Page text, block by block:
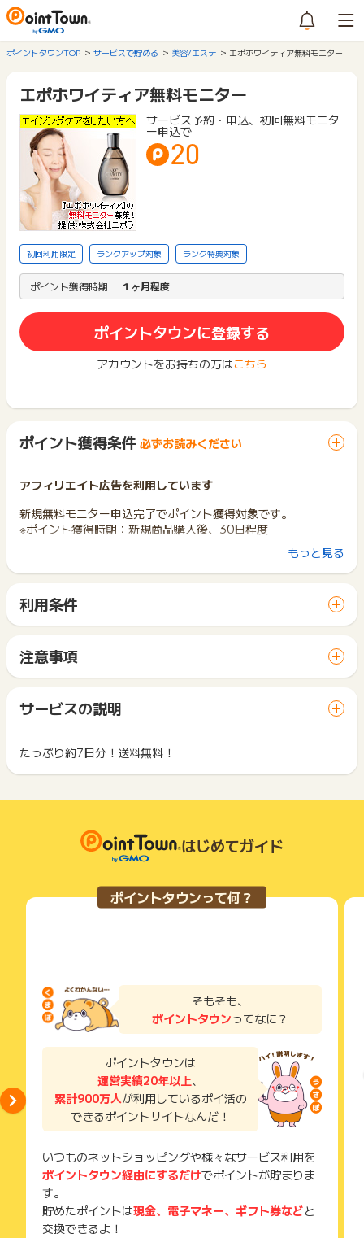
ポイントタウンTOP サービスで貯める 美容/エステ エポホワイティア無料モニター
エポホワイティア無料モニター
サービス予約・申込、初回無料モニタ
ー申込で
20
初回利用限定 ランクアップ対象 ランク特典対象
ポイント獲得時期 １ヶ月程度
ポイントタウンに登録する
アカウントをお持ちの方はこちら
ポイント獲得条件 必ずお読みください
アフィリエイト広告を利用しています
新規無料モニター申込完了でポイント獲得対象です。
※ポイント獲得時期：新規商品購入後、30日程度
・重複申込、本人申込、明らかな不正（転売目的での購入や誕
・その他広告主が定める否決条件に一致する場合
例：明らかに対象性別がある商品に於いて性別セグメントの不
同一ユーザーID・生年月日で複数申込をしている
明らかに虚偽の住所を活用している
明らかに虚偽のカード番号を活用している。
リスティングなど許可していない広告から獲得。等
・該当広告経由以外での購入
▼注意事項
・24時間以内に成果地点まで到達しなかった場合は、再度広告
をクリック頂かないと成果にならない可能性がございます。
▼ポイントに関する調査に関して
・直接スポンサーサイトへ問い合わせることもお控えくださ
い。
もっと見る
利用条件
サイトに移動してからお申し込みやお買い物が完了するまでの
間に、同じブラウザ（※）で他のサイトに移動した場合はポイン
ト獲得ができません。
「 申込をしてポイントGET 」ボタンを押した時とサービス・
お買い物利用時で、デバイス・ブラウザが異なる場合はポイン
ト獲得ができません。
2回以上同じお買い物・サービスをご利用される場合は、毎回
ポイントタウンに戻り、「 申込をしてポイントGET 」ボタン
得無効」となる可能性があります。
・同一端末や同一世帯で、繰り返し利用不可のサービス・お買
い物を複数回ご利用された場合
て一度でも同サービス・お買い物を利用されたことがある場合
ご利用前には、Cookieの削除をおこなっていただくことを推奨
ださい。
各サービス・お買い物に掲載されている獲得条件を必ずよくお
読みください。
了などのメールは、ポイント獲得するまで必ず保管してくださ
獲得待ち・獲得失敗の状態でお問い合わせされる際に、該当の
メールを送っていただく場合がございます。
そのため、紛失・破棄された場合は対応いたしかねますので、
ご注意ください。
(※) SafariやChromeなどwebサイトを表示するアプリのこと
注意事項
一部のサービスにつきましては、1商品につき10円単位の金額
は切り捨てとなります。
ポイント獲得が1ポイント未満のものは切り捨てとなり、ポイ
ント履歴には記載されません。
原則として広告主側のポイント等を利用して支払われた金額分
につきましては、ポイントタウンのポイント獲得の対象には含
商品の交換や一部でもキャンセルされた場合、ポイントが無効
になる可能性もございます。
各サービス・お買い物の獲得ポイントや獲得条件、キャンペー
れた時点の条件が適用されます。
条件を達成しているかどうかは各広告主ではなく、代理店が行
り、急遽終了となる場合がございます。
広告に遷移しない場合は掲載が終了となっておりポイントが獲
得できませんので、ご注意くださいませ。
サービスの説明
たっぷり約7日分！送料無料！
はじめてガイド
ポイントタウンって何？
そもそも、
ポイントタウンってなに？
ポイントタウンは
運営実績20年以上、
累計900万人が利用しているポイ活の
できるポイントサイトなんだ！
いつものネットショッピングや様々なサービス利用を
ポイントタウン経由にするだけでポイントが貯まりま
す。
貯めたポイントは現金、電子マネー、ギフト券などと
交換できるよ！